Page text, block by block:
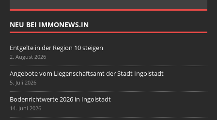
NEU BEI IMMONEWS.IN
Entgelte in der Region 10 steigen
2. August 2026
Angebote vom Liegenschaftsamt der Stadt Ingolstadt
5. Juli 2026
Bodenrichtwerte 2026 in Ingolstadt
14. Juni 2026